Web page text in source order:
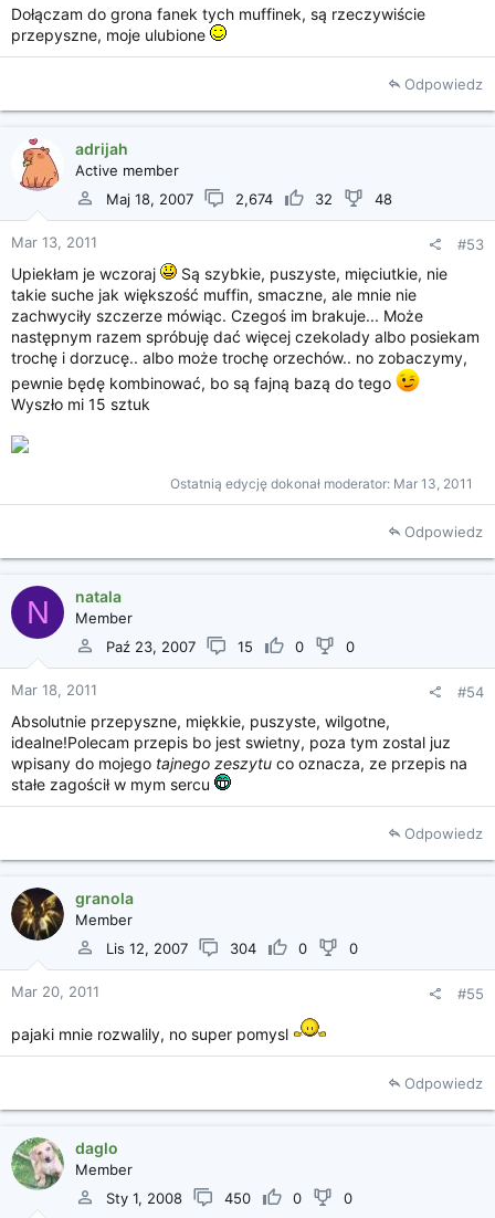
Dołączam do grona fanek tych muffinek, są rzeczywiście
przepyszne, moje ulubione
Odpowiedz
adrijah
Active member
Maj 18, 2007
2,674 32 48
Mar 13, 2011 #53
Upiekłam je wczoraj
Są szybkie, puszyste, mięciutkie, nie
takie suche jak większość muffin, smaczne, ale mnie nie
zachwyciły szczerze mówiąc. Czegoś im brakuje... Może
następnym razem spróbuję dać więcej czekolady albo posiekam
trochę i dorzucę.. albo może trochę orzechów.. no zobaczymy,
pewnie będę kombinować, bo są fajną bazą do tego
Wyszło mi 15 sztuk
Ostatnią edycję dokonał moderator: Mar 13, 2011
Odpowiedz
N natala
Member
Paź 23, 2007
15 0 0
Mar 18, 2011 #54
Absolutnie przepyszne, miękkie, puszyste, wilgotne,
idealne!Polecam przepis bo jest swietny, poza tym zostal juz
wpisany do mojego tajnego zeszytu co oznacza, ze przepis na
stałe zagościł w mym sercu
Odpowiedz
granola
Member
Lis 12, 2007
304 0 0
Mar 20, 2011 #55
pajaki mnie rozwalily, no super pomysl
Odpowiedz
daglo
Member
Sty 1, 2008
450 0 0